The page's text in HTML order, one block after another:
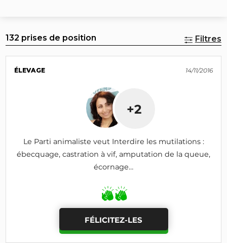
132 prises de position Filtres
ÉLEVAGE 14/11/2016
+2
Le Parti animaliste veut Interdire les mutilations :
ébecquage, castration à vif, amputation de la queue,
écornage…
FÉLICITEZ-LES